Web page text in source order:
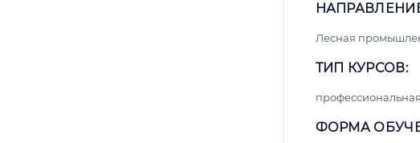
Лесная
ТИП КУРСОВ:
ФОРМА